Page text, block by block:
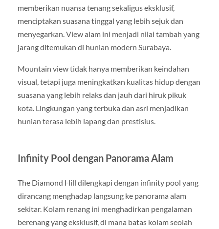
memberikan nuansa tenang sekaligus eksklusif,
menciptakan suasana tinggal yang lebih sejuk dan
menyegarkan. View alam ini menjadi nilai tambah yang
jarang ditemukan di hunian modern Surabaya.
Mountain view tidak hanya memberikan keindahan
visual, tetapi juga meningkatkan kualitas hidup dengan
suasana yang lebih relaks dan jauh dari hiruk pikuk
kota. Lingkungan yang terbuka dan asri menjadikan
hunian terasa lebih lapang dan prestisius.
Infinity Pool dengan Panorama Alam
The Diamond Hill dilengkapi dengan infinity pool yang
dirancang menghadap langsung ke panorama alam
sekitar. Kolam renang ini menghadirkan pengalaman
berenang yang eksklusif, di mana batas kolam seolah